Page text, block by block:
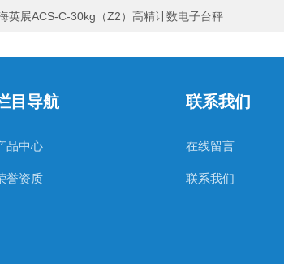
英展ACS-C-30kg（Z2）高精计数电子台秤
目导航
品中心
誉资质
联系我们
在线留言
联系我们